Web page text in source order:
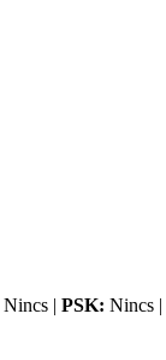
Nincs | PSK: Nincs |